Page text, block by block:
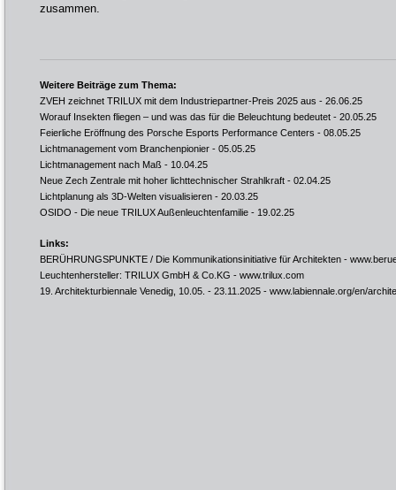
zusammen.
Weitere Beiträge zum Thema:
ZVEH zeichnet TRILUX mit dem Industriepartner-Preis 2025 aus - 26.06.25
Worauf Insekten fliegen – und was das für die Beleuchtung bedeutet - 20.05.25
Feierliche Eröffnung des Porsche Esports Performance Centers - 08.05.25
Lichtmanagement vom Branchenpionier - 05.05.25
Lichtmanagement nach Maß - 10.04.25
Neue Zech Zentrale mit hoher lichttechnischer Strahlkraft - 02.04.25
Lichtplanung als 3D-Welten visualisieren - 20.03.25
OSIDO - Die neue TRILUX Außenleuchtenfamilie - 19.02.25
Links:
BERÜHRUNGSPUNKTE / Die Kommunikationsinitiative für Architekten -
Leuchtenhersteller: TRILUX GmbH & Co.KG - www.trilux.com
19. Architekturbiennale Venedig, 10.05. - 23.11.2025 - www.labiennale.org/en/